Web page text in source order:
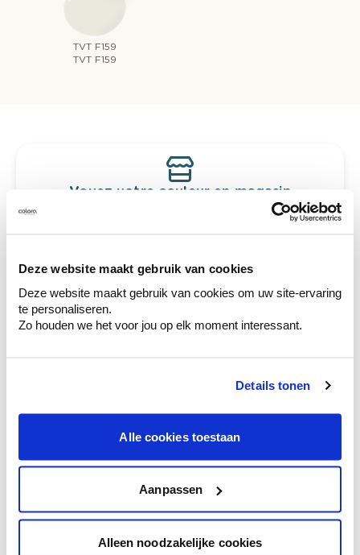
Deze website maakt gebruik van cookies
Deze website maakt gebruik van cookies om uw site-ervaring
te personaliseren.
Zo houden we het voor jou op elk moment interessant.
Details tonen
Alle cookies toestaan
Aanpassen
Alleen noodzakelijke cookies
TVT F159
TVT F159
Voyez votre couleur en magasin
Découvrez des échantillons de votre
votre couleur.
Obtenez des conseils personnalisés sur la
combinaison de couleurs.
Conseil couleur à domicile
en couleur.
l'éclairage et de votre mobilier.
Obtenez un contrôle technologique de vos